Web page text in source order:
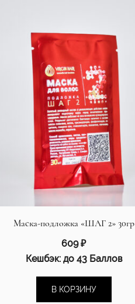
Маска-подложка «ШАГ 2» 30гр
609₽
Кешбэк:до 43 Баллов
В КОРЗИНУ